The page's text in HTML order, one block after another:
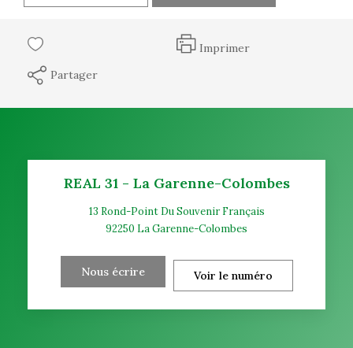
Imprimer
Partager
REAL 31 - La Garenne-Colombes
13 Rond-Point Du Souvenir Français
92250 La Garenne-Colombes
Nous écrire Voir le numéro